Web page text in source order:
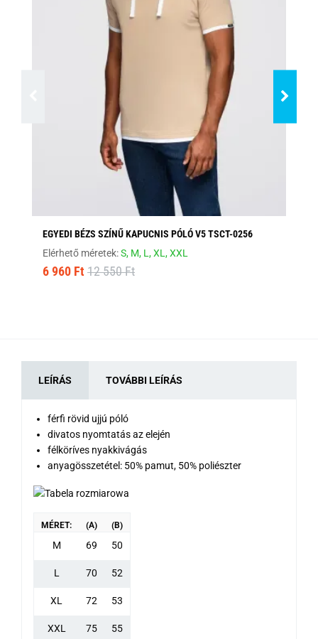
EGYEDI BÉZS SZÍNŰ KAPUCNIS PÓLÓ V5 TSCT-0256
Elérhető méretek:S, M, L,XL,XXL
6 960 Ft 12 550 Ft
LEÍRÁS TOVÁBBI LEÍRÁS
férfi rövid ujjú póló
divatos nyomtatás az elején
félköríves nyakkivágás
anyagösszetétel: 50% pamut, 50% poliészter
MÉRET: (A) (B)
M 69 50
L 70 52
XL 72 53
XXL 75 55